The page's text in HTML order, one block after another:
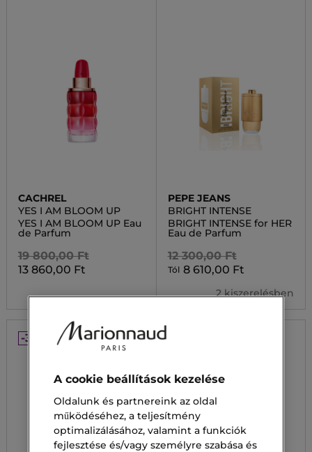
CACHREL
YES I AM BLOOM UP
YES I AM BLOOM UP Eau
de Parfum
19 800,00 Ft
13 860,00 Ft
PEPE JEANS
BRIGHT INTENSE
BRIGHT INTENSE for HER
Eau de Parfum
12 300,00 Ft
Tól 8 610,00 Ft
2 kiszerelésben
-30%
A cookie beállítások kezelése
Oldalunk és partnereink az oldal
működéséhez, a teljesítmény
optimalizálásához, valamint a funkciók
fejlesztése és/vagy személyre szabása és